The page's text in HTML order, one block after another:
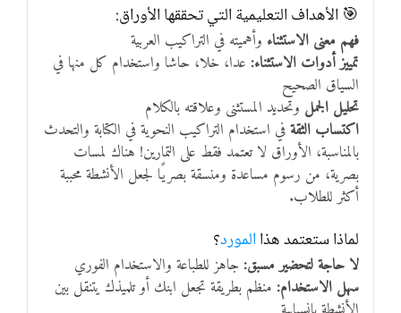
🎯 الأهداف التعليمية التي تحققها الأوراق:
فهم معنى الاستثناء وأهميته في التراكيب العربية
تمييز أدوات الاستثناء: عدا، خلا، حاشا واستخدام كل منها في
السياق الصحيح
تحليل الجمل وتحديد المستثنى وعلاقته بالكلام
اكتساب الثقةفي استخدام التراكيب النحوية في الكتابة والتحدث
بالمناسبة، الأوراق لا تعتمد فقط على التمارين! هناك لمسات
بصرية، من رسوم مساعدة ومنسقة بصريًا لجعل الأنشطة محببة
أكثر للطلاب.
لماذا ستعتمد هذاالمورد؟
لا حاجة لتحضير مسبق: جاهز للطباعة والاستخدام الفوري
سهل الاستخدام: منظم بطريقة تجعل ابنك أو تلميذك يتنقل بين